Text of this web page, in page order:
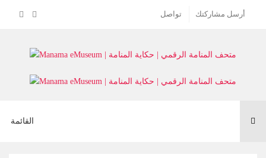
تواصل أرسل مشاركتك
Toggle
القائمة